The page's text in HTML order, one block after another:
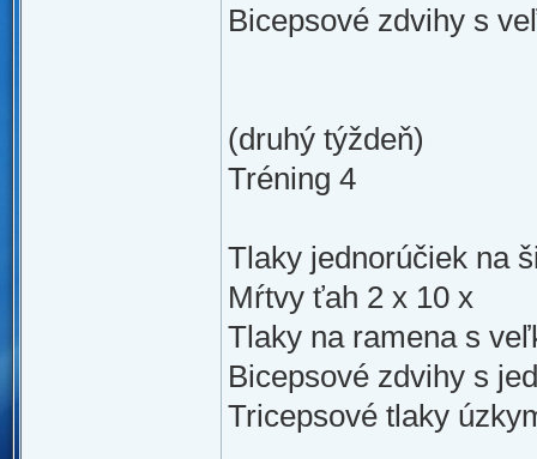
Bicepsové zdvihy s
(druhý týždeň)
Tréning 4
Tlaky jednorúčiek na
Mŕtvy ťah 2 x 10 x
Tlaky na ramena s
Bicepsové zdvihy s
Tricepsové tlaky